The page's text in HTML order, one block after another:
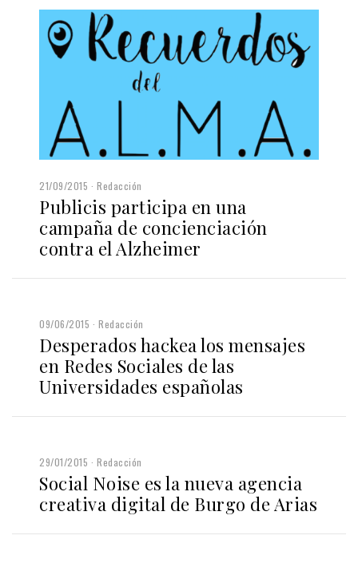
21/09/2015 Redacción
Publicis participa en una
campaña de concienciación
contra el Alzheimer
09/06/2015 Redacción
Desperados hackea los mensajes
en Redes Sociales de las
Universidades españolas
29/01/2015 Redacción
Social Noise es la nueva agencia
creativa digital de Burgo de Arias